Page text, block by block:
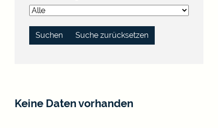
Suche zurücksetzen
Keine Daten vorhanden